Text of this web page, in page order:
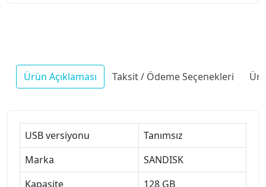
Ürün Açıklaması Taksit / Ödeme Seçenekleri
USB versiyonu
Tanımsız
Marka
SANDISK
Kapasite
128 GB